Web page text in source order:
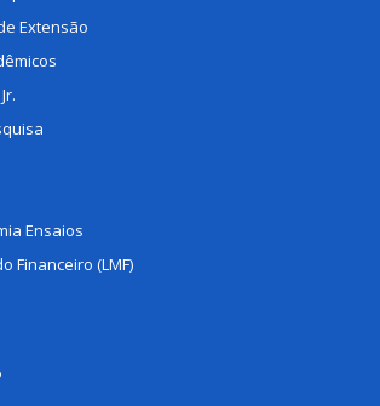
Extensão
Ensaios
Financeiro (LMF)